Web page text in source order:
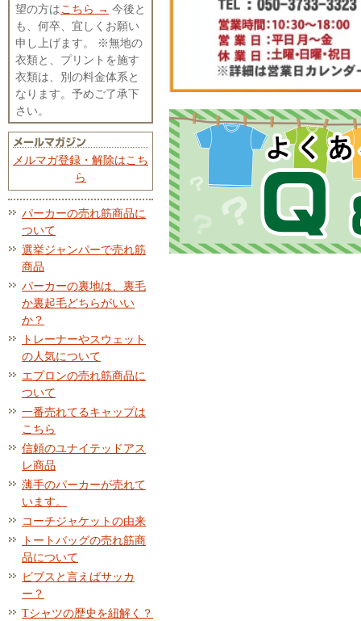
望の方はこちら → 今後と
も、何卒、宜しくお願い
申し上げます。 ※無地の
衣類と、プリントを施す
衣類は、別の料金体系と
なります。予めご了承下
さい。
メルマガ登録・解除はこち
ら
パーカーの売れ筋商品に
ついて
選挙ジャンパーで売れ筋
商品
パーカーの裏地は、裏毛
か裏起毛どちらがいい
か？
トレーナーやスウェット
の人気について
エプロンの売れ筋商品に
ついて
一番売れてるキャップは
こちら
信頼のユナイテッドアス
レ商品
薄手のパーカーが売れて
います。
コーチジャケットの由来
トートバッグの売れ筋商
品について
ビブスと言えばサッカ
ー？
Tシャツの歴史を紐解く？